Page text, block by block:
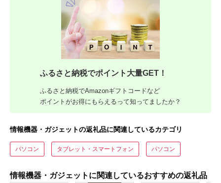
ふるさと納税でポイント大量GET！
ふるさと納税でAmazonギフトコードなど
ポイントがお得にもらえるって知ってましたか？
情報機器・ガジェットの返礼品に関連しているカテゴリ
パソコン タブレット・スマートフォン パソコン
情報機器・ガジェットに関連しているおすすめの返礼品